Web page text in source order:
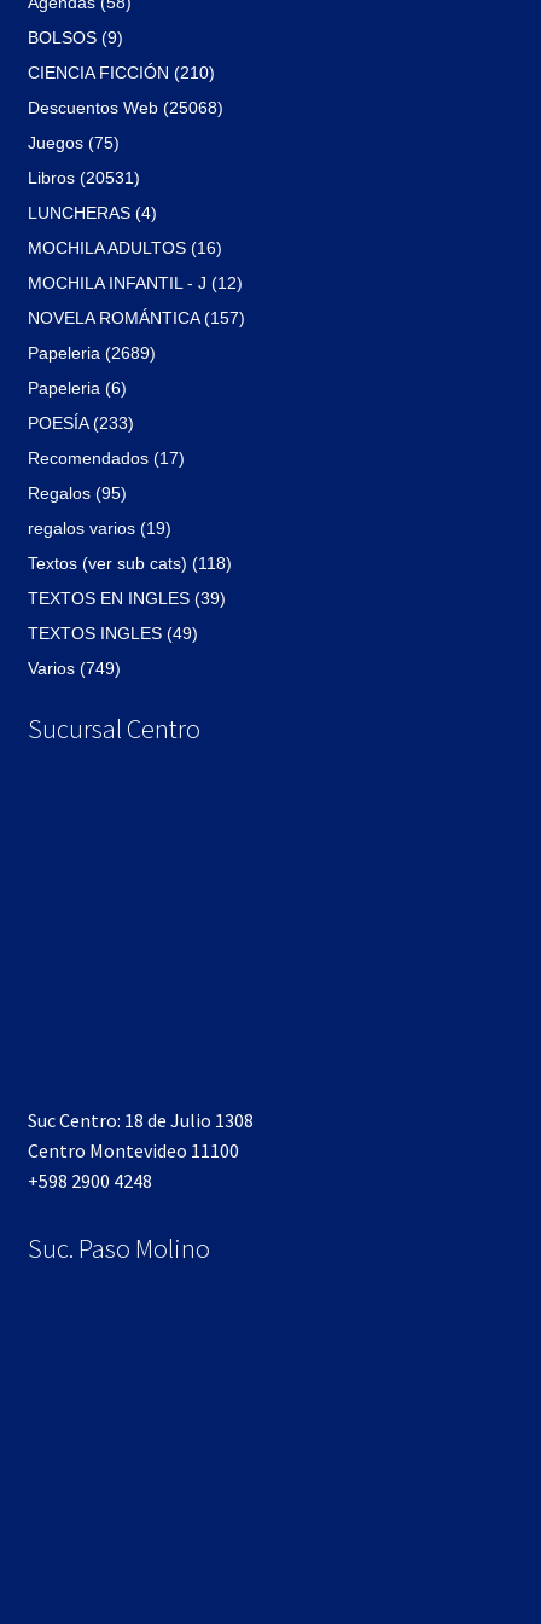
BOLSOS (9)
CIENCIA FICCIÓN (210)
Descuentos Web (25068)
Juegos (75)
Libros (20531)
LUNCHERAS (4)
MOCHILA ADULTOS (16)
MOCHILA INFANTIL - J (12)
NOVELA ROMÁNTICA (157)
Papeleria (2689)
Papeleria (6)
POESÍA (233)
Recomendados (17)
Regalos (95)
regalos varios (19)
Textos (ver sub cats) (118)
TEXTOS EN INGLES (39)
TEXTOS INGLES (49)
Varios (749)
Sucursal Centro
Suc Centro: 18 de Julio 1308
Centro Montevideo 11100
+598 2900 4248
Suc. Paso Molino